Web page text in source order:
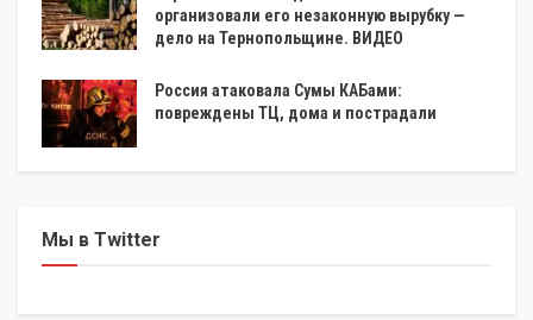
организовали его незаконную вырубку —
дело на Тернопольщине. ВИДЕО
Россия атаковала Сумы КАБами:
повреждены ТЦ, дома и пострадали
Мы в Twitter